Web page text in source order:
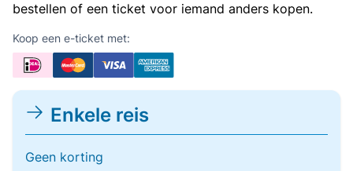
bestellen of een ticket voor iemand anders kopen.
Koop een e-ticket met:
Enkele reis
Geen korting